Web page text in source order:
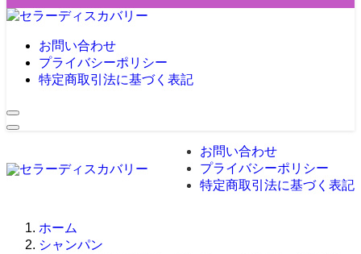
お問い合わせ
プライバシーポリシー
特定商取引法に基づく表記
お問い合わせ
プライバシーポリシー
特定商取引法に基づく表記
ホーム
シャンパン